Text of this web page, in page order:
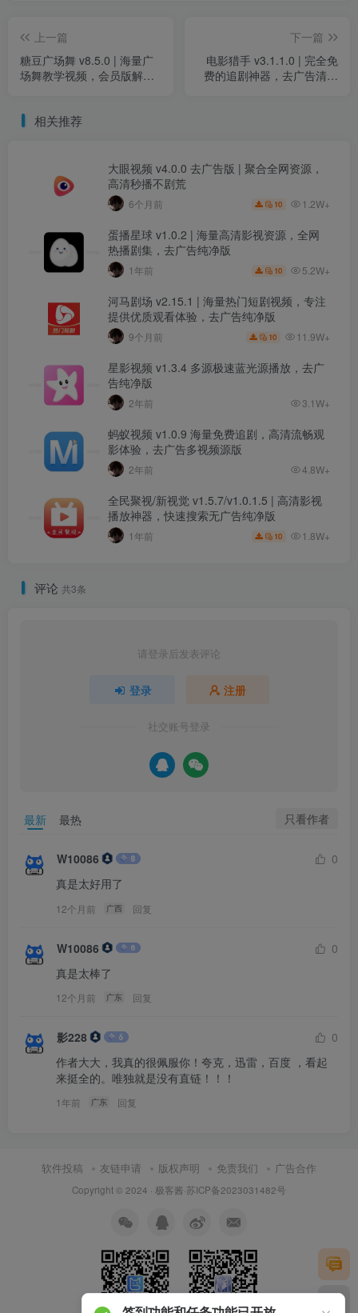
上一篇
糖豆广场舞 v8.5.0 | 海量广
场舞教学视频，会员版解锁
下一篇
电影猎手 v3.1.1.0 | 完全免
费的追剧神器，去广告清爽
相关推荐
大眼视频 v4.0.0 去广告版 | 聚合全网资源，
高清秒播不剧荒
6个月前 10 1.2W+
蛋播星球 v1.0.2 | 海量高清影视资源，全网
热播剧集，去广告纯净版
1年前 10 5.2W+
河马剧场 v2.15.1 | 海量热门短剧视频，专注
提供优质观看体验，去广告纯净版
9个月前 10 11.9W+
星影视频 v1.3.4 多源极速蓝光源播放，去广
告纯净版
2年前 3.1W+
蚂蚁视频 v1.0.9 海量免费追剧，高清流畅观
影体验，去广告多视频源版
2年前 4.8W+
全民聚视/新视觉 v1.5.7/v1.0.1.5 | 高清影视
播放神器，快速搜索无广告纯净版
1年前 10 1.8W+
评论 共3条
请登录后发表评论
登录 注册
社交账号登录
最新 最热 只看作者
W10086
0
真是太好用了
12个月前 广西 回复
W10086
0
真是太棒了
12个月前 广东 回复
影228
0
作者大大，我真的很佩服你！夸克，迅雷，百度 ，看起
来挺全的。唯独就是没有直链！！！
1年前 广东 回复
软件投稿 友链申请 版权声明 免责我们 广告合作
Copyright © 2024 · 极客酱·苏ICP备2023031482号